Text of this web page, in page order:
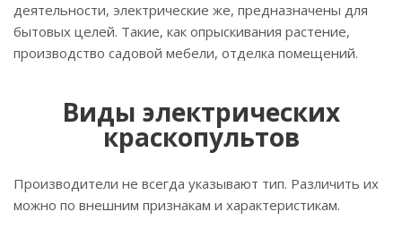
деятельности, электрические же, предназначены для
бытовых целей. Такие, как опрыскивания растение,
производство садовой мебели, отделка помещений.
Виды электрических
краскопультов
Производители не всегда указывают тип. Различить их
можно по внешним признакам и характеристикам.